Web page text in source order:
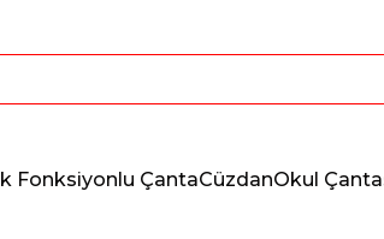
Fonksiyonlu ÇantaCüzdanOkul